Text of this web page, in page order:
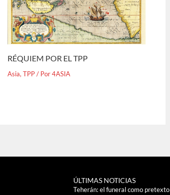
RÉQUIEM POR EL TPP
Asia,TPP/ Por4ASIA
ÚLTIMAS NOTICIAS
Teherán: el funeral como pretexto